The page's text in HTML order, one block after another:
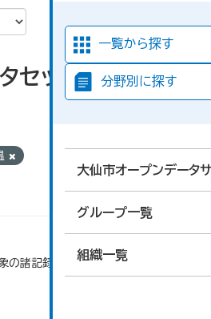
一覧から探す
分野別に探す
大仙市オープンデータ
グループ一覧
組織一覧
セットが見つか
諸記録」のデータを参照してい